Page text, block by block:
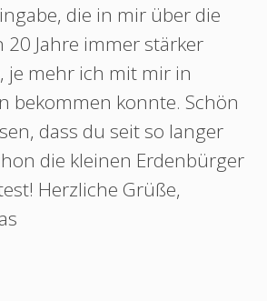
die in mir über die
20 Jahre immer stärker
je mehr ich mit mir in
bekommen konnte. Schön
dass du seit so langer
die kleinen Erdenbürger
Herzliche Grüße,